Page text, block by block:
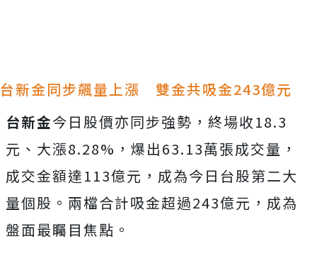
台新金同步飆量上漲 雙金共吸金243億元
台新金今日股價亦同步強勢，終場收18.3
元、大漲8.28%，爆出63.13萬張成交量，
成交金額達113億元，成為今日台股第二大
量個股。兩檔合計吸金超過243億元，成為
盤面最矚目焦點。